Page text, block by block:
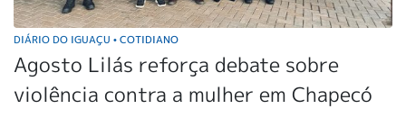
DIÁRIO DO IGUAÇU • COTIDIANO
Agosto Lilás reforça debate sobre
violência contra a mulher em Chapecó